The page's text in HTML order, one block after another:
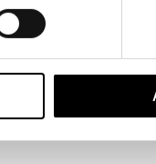
fysiska möten och